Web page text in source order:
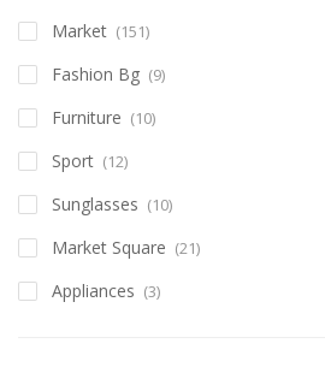
Market (151)
Fashion Bg (9)
Furniture (10)
Sport (12)
Sunglasses (10)
Market Square (21)
Appliances (3)